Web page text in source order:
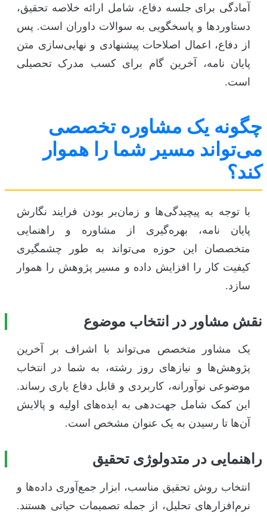
آمادگی برای جلسه دفاع، شامل ارائه خلاصه تحقیق،
دستاوردها و پاسخگویی به سوالات داوران است. پس
از دفاع، اعمال اصلاحات پیشنهادی و نهایی‌سازی متن
پایان نامه، آخرین گام برای کسب مدرک تحصیلی
است.
چگونه یک مشاوره تخصصی
می‌تواند مسیر شما را هموار
کند؟
با توجه به پیچیدگی‌ها و زمان‌بر بودن فرایند نگارش
پایان نامه، بهره‌گیری از مشاوره و راهنمایی
متخصصان این حوزه می‌تواند به طور چشمگیری
کیفیت کار را افزایش داده و مسیر پژوهش را هموار
سازد.
نقش مشاور در انتخاب موضوع
یک مشاور متخصص می‌تواند با اشراف بر آخرین
پژوهش‌ها و نیازهای روز رشته، به شما در انتخاب
موضوعی نوآورانه، کاربردی و قابل دفاع یاری رساند.
این کمک شامل جهت‌دهی به ایده‌های اولیه و پالایش
آن‌ها تا رسیدن به یک عنوان مشخص است.
راهنمایی در متدولوژی تحقیق
انتخاب روش تحقیق مناسب، ابزار جمع‌آوری داده‌ها و
نرم‌افزارهای تحلیل، از جمله تصمیمات حیاتی هستند.